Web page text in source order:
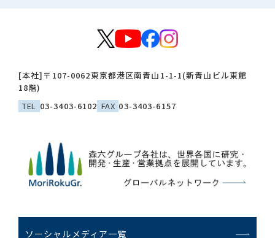
[本社] 〒107-0062東京都港区南青山1-1-1(新青山ビル東館
18階)
TEL
03-3403-6102 FAX 03-3403-6157
ソーシャルメディア一覧